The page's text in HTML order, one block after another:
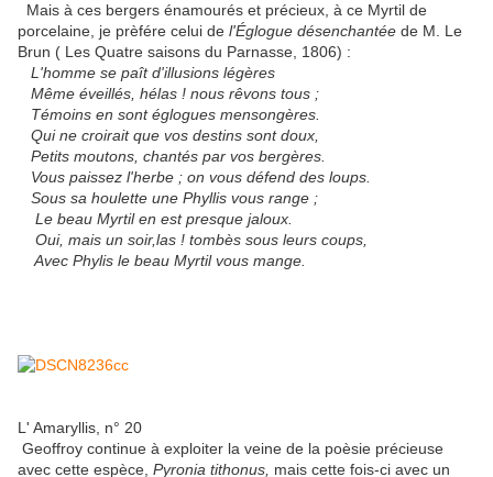
Mais à ces bergers énamourés et précieux, à ce Myrtil de
porcelaine, je prèfére celui de l'Églogue désenchantée de M. Le
Brun ( Les Quatre saisons du Parnasse, 1806) :
L'homme se paît d'illusions légères
Même éveillés, hélas ! nous rêvons tous ;
Témoins en sont églogues mensongères.
Qui ne croirait que vos destins sont doux,
Petits moutons, chantés par vos bergères.
Vous paissez l'herbe ; on vous défend des loups.
Sous sa houlette une Phyllis vous range ;
Le beau Myrtil en est presque jaloux.
Oui, mais un soir,las ! tombès sous leurs coups,
Avec Phylis le beau Myrtil vous mange.
L' Amaryllis, n° 20
Geoffroy continue à exploiter la veine de la poèsie précieuse
avec cette espèce, Pyronia tithonus, mais cette fois-ci avec un